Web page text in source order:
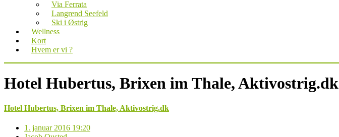
Via Ferrata
Langrend Seefeld
Ski i Østrig
Wellness
Kort
Hvem er vi ?
Hotel Hubertus, Brixen im Thale, Aktivostrig.dk
Hotel Hubertus, Brixen im Thale, Aktivostrig.dk
1. januar 2016 19:20